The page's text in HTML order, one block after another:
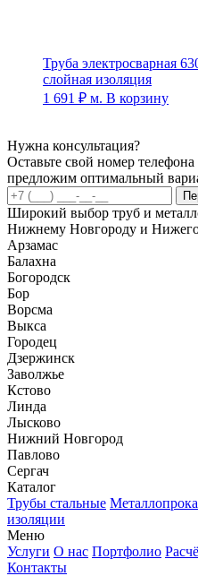
Труба электросварная
слойная изоляция
1 691 ₽ м. В корзину
Нужна консультация?
Оставьте свой номер
предложим оптимальный
Широкий выбор труб и
Нижнему Новгороду и
Арзамас
Балахна
Богородск
Бор
Ворсма
Выкса
Городец
Дзержинск
Заволжье
Кстово
Линда
Лысково
Нижний Новгород
Павлово
Сергач
Каталог
Трубы стальные
изоляции
Меню
Услуги О нас Портфолио
Контакты